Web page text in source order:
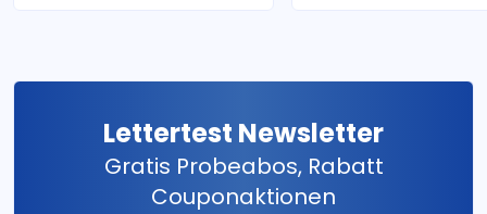
Lettertest Newsletter
Gratis Probeabos, Rabatt
Couponaktionen